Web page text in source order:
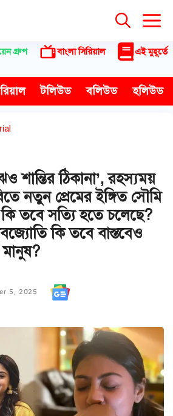
গ্রুপ বাংলা সিরিয়াল এই মুহূর্তে
টলিউড বলিউড হলিউড
শান্তির ঠিকানা’, রহস্যময়
নতুন প্রেমের ইঙ্গিত সৌমি
কি তবে সত্যি হতে চলেছে?
কি তবে বাস্তবেও
মানুষ?
5, 2025